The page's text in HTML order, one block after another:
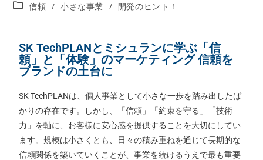
信頼 / 小さな事業 / 開発のヒント！
SK TechPLANとミシュランに学ぶ「信
頼」と「体験」のマーケティング 信頼を
ブランドの土台に
SK TechPLANは、個人事業として小さな一歩を踏み出したば
かりの存在です。しかし、「信頼」「約束を守る」「技術
力」を軸に、お客様に安心感を提供することを大切にしてい
ます。規模は小さくとも、日々の積み重ねを通じて長期的な
信頼関係を築いていくことが、事業を続けるうえで最も重要